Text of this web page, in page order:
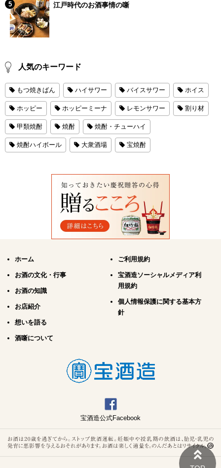
江戸時代のお酒事情の噺
人気のキーワード
もつ焼きばん ハイサワー バイスサワー ホイス
ホッピー ホッピーミーナ レモンサワー 割り材
甲類焼酎 焼酎 焼酎・チューハイ
焼酎ハイボール 大衆酒場 宝焼酎
ホーム
お酒の文化・行事
お酒の知識
お店紹介
想いを語る
酒噺について
ご利用規約
宝酒造ソーシャルメディア利
用規約
個人情報保護に関する基本方
針
宝酒造公式Facebook